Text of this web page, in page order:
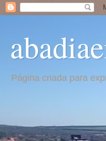
Página criada para